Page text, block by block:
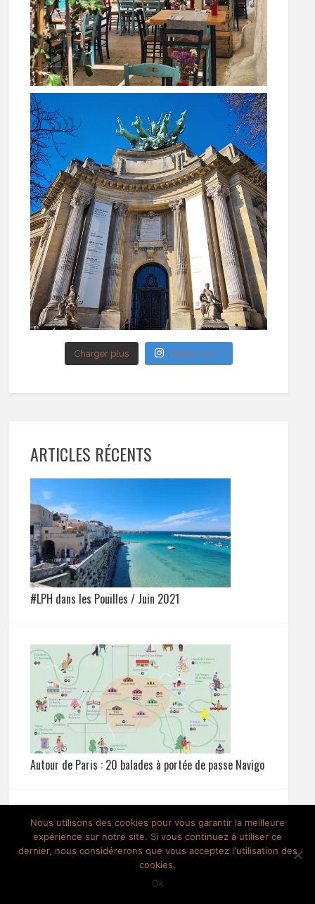
Charger plus Suivez-moi !
ARTICLES RÉCENTS
#LPH dans les Pouilles / Juin 2021
Autour de Paris : 20 balades à portée de passe Navigo
Nous utilisons des cookies pour vous garantir la meilleure
expérience sur notre site. Si vous continuez à utiliser ce
dernier, nous considérerons que vous acceptez l'utilisation des
cookies.
Ok